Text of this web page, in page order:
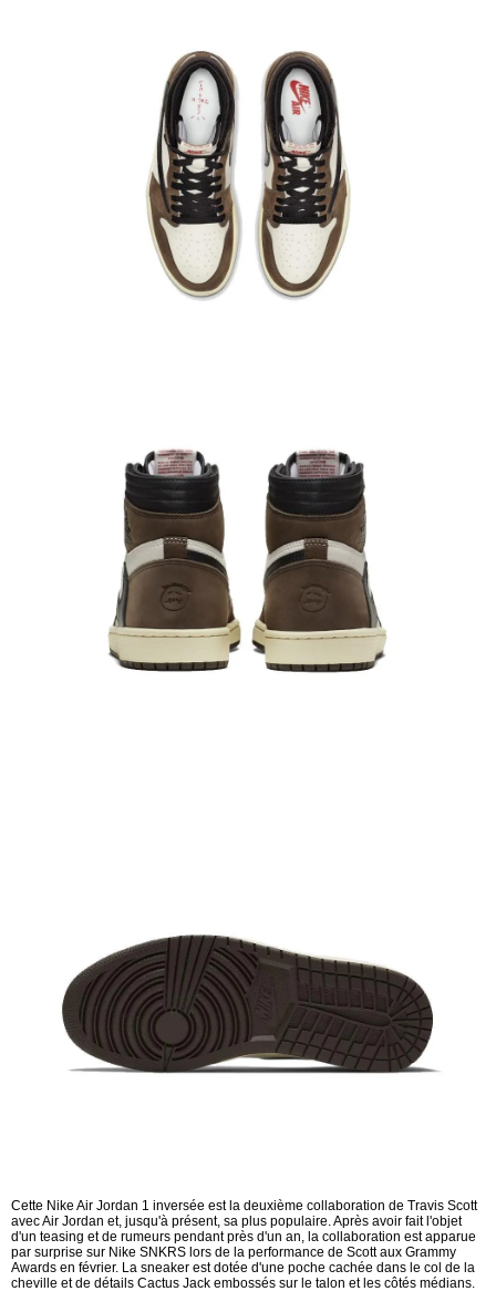
Cette Nike Air Jordan 1 inversée est la deuxième collaboration de Travis Scott
avec Air Jordan et, jusqu'à présent, sa plus populaire. Après avoir fait l'objet
d'un teasing et de rumeurs pendant près d'un an, la collaboration est apparue
par surprise sur Nike SNKRS lors de la performance de Scott aux Grammy
Awards en février. La sneaker est dotée d'une poche cachée dans le col de la
cheville et de détails Cactus Jack embossés sur le talon et les côtés médians.